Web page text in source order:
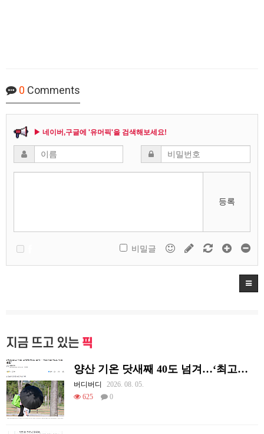
0 Comments
▶ 네이버,구글에 '유머픽'을 검색해보세요!
등록
비밀글
지금 뜨고 있는 픽
양산 기온 닷새째 40도 넘겨…‘최고기온 42도 가능성도’
버디버디
2026. 08. 05.
625
0